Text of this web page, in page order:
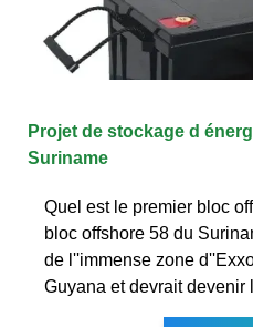
Projet de stockage d
Suriname
Quel est le premier bloc
bloc offshore 58 du
de l''immense zone
Guyana et devrait devenir